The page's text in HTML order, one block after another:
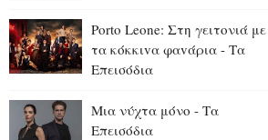
Αύγουστος 07, 2026
Δημόσιες ΣΑΕΚ: 95
για το εκπαιδευτικό έτος
2026-2027 (photo)
Porto Leone: Στη γειτονιά με
τα κόκκιvα φαvάρια - Τα
Επεισόδια
Μια νύχτα μόνο - Τα
Επεισόδια